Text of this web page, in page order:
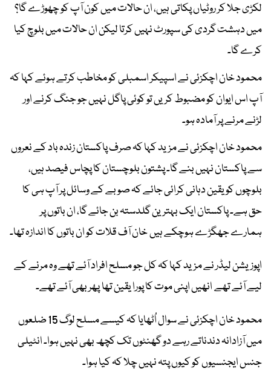
لکڑی جلا کر روٹیاں پکاتی ہیں، ان حالات میں کون آپ کو چھوڑے گا؟
میں دہشت گردی کی سپورٹ نہیں کرتا لیکن ان حالات میں بلوچ کیا
کرے گا۔
محمود خان اچکزئی نے اسپیکر اسمبلی کو مخاطب کرتے ہوئے کہا کہ
آپ اس ایوان کو مضبوط کریں تو کوئی پاگل نہیں جو جنگ کرنے اور
لڑنے مرنے پر آمادہ ہو۔
محمود خان اچکزئی نے مزید کہا کہ صرف پاکستان زندہ باد کے نعروں
سے پاکستان نہیں بنے گا۔ پشتون بلوچستان کا پچاس فیصد ہیں،
بلوچوں کو یقین دہانی کرائی جائے کہ صوبے کے وسائل پر آپ ہی کا
حق ہے۔ پاکستان ایک بہترین گلدستہ بن جائے گا، ان باتوں پر
ہمارے جھگڑے ہوچکے ہیں خان آف قلات کو ان باتوں کا اندازہ تھا۔
اپوزیشن لیڈر نے مزید کہا کہ کل جو مسلح افراد آئے تھے وہ مرنے کے
لیے آئے تھے انھیں اپنی موت کا پورا یقین تھا پھر بھی آئے تھے۔
محمود خان اچکزئی نے سوال اُٹھایا کہ کیسے مسلح لوگ 15 ضلعوں
میں آزادانہ دندناتے رہے دو گھنٹوں تک کچھ بھی نہیں ہوا۔ انٹیلی
جنس ایجنسیوں کو کیوں پتہ نہیں چلا کہ کیا ہوا۔